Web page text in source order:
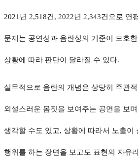
2021년 2,518건, 2022년 2,343건으로 연
문제는 공연성과 음란성의 기준이 모호한
상황에 따라 판단이 달라질 수 있다.
실무적으로 음란의 개념은 상당히 주관
외설스러운 몸짓을 보여주는 공연을 보
생각할 수도 있고, 상황에 따라서 노출이
행위를 하는 장면을 보고도 표현의 자유